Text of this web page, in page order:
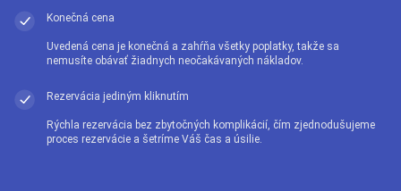
Konečná cena
Uvedená cena je konečná a zahŕňa všetky poplatky, takže sa
nemusíte obávať žiadnych neočakávaných nákladov.
Rezervácia jediným kliknutím
Rýchla rezervácia bez zbytočných komplikácií, čím zjednodušujeme
proces rezervácie a šetríme Váš čas a úsilie.